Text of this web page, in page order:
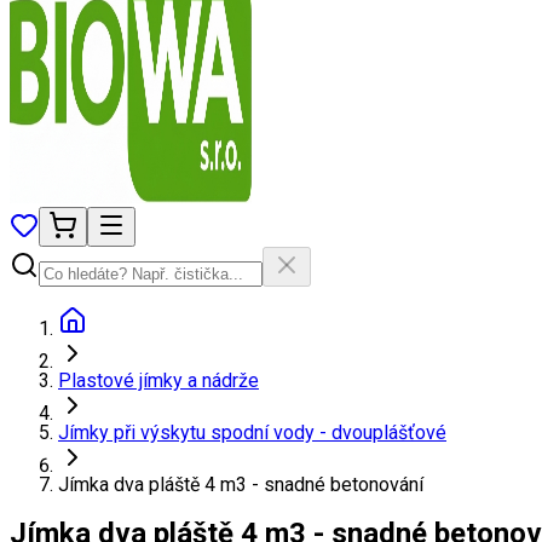
Plastové jímky a nádrže
Jímky při výskytu spodní vody - dvouplášťové
Jímka dva pláště 4 m3 - snadné betonování
Jímka dva pláště 4 m3 - snadné